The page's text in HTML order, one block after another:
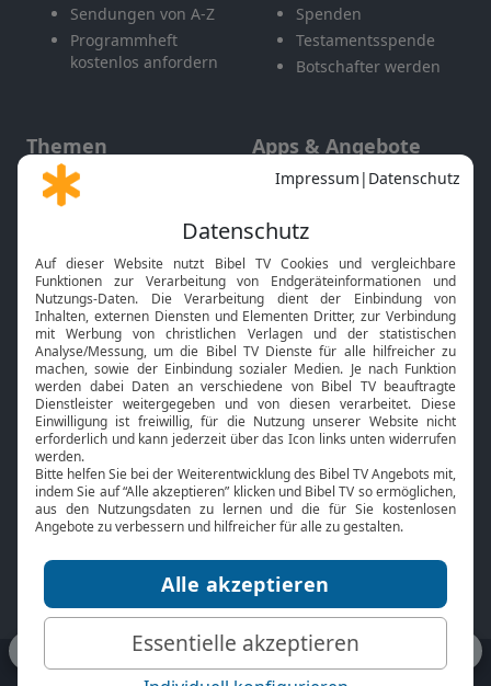
Sendungen von A-Z
Programmheft
kostenlos anfordern
Spenden
Testamentsspende
Botschafter werden
Themen
Gott und Bibel erklärt
Neuigkeiten
Apps & Angebote
Mobile App
Smart TV
HbbTV
Bibelthek Online-Bibel
Nächster Gottesdienst
Bibel TV
Über uns
Jobs
Mediadaten
Service
Kontakt
TV-Empfang
bibeltv.de: Impressum
Datenschutz